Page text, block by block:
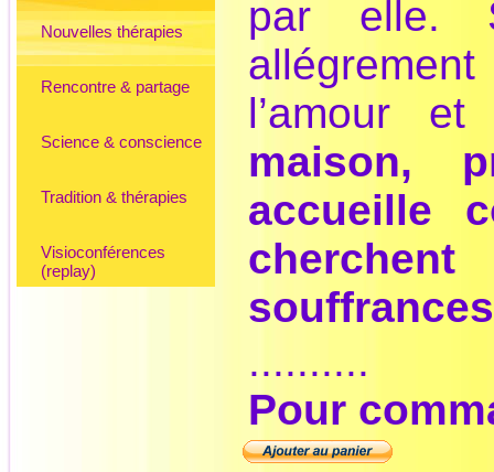
Nouvelles thérapies
Rencontre & partage
Science & conscience
Tradition & thérapies
Visioconférences
(replay)
par elle.
l’amour
maison,
accueille
..........
Pour